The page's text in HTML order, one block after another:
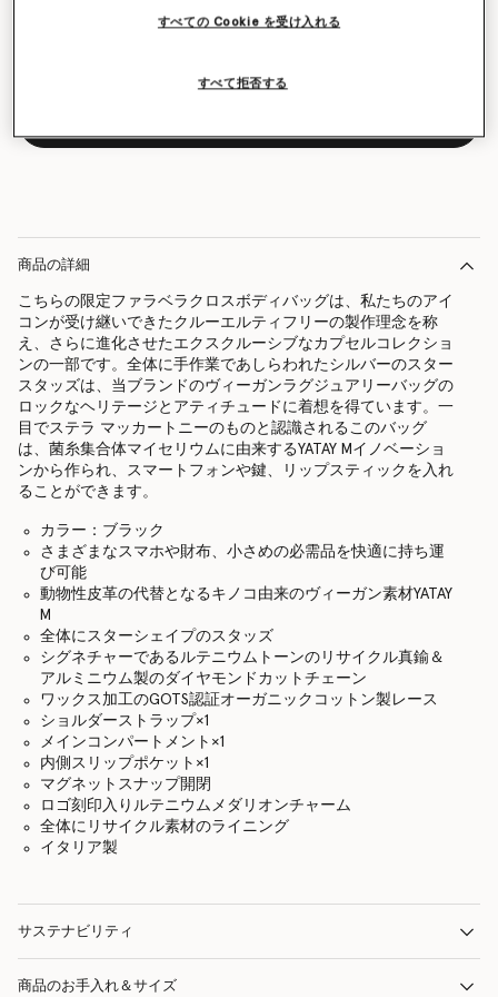
商品の詳細
こちらの限定ファラベラクロスボディバッグは、私たちのアイ
コンが受け継いできたクルーエルティフリーの製作理念を称
え、さらに進化させたエクスクルーシブなカプセルコレクショ
ンの一部です。全体に手作業であしらわれたシルバーのスター
スタッズは、当ブランドのヴィーガンラグジュアリーバッグの
ロックなヘリテージとアティチュードに着想を得ています。一
目でステラ マッカートニーのものと認識されるこのバッグ
は、菌糸集合体マイセリウムに由来するYATAY Mイノベーショ
ンから作られ、スマートフォンや鍵、リップスティックを入れ
ることができます。
カラー：ブラック
さまざまなスマホや財布、小さめの必需品を快適に持ち運
び可能
動物性皮革の代替となるキノコ由来のヴィーガン素材YATAY
M
全体にスターシェイプのスタッズ
シグネチャーであるルテニウムトーンのリサイクル真鍮＆
アルミニウム製のダイヤモンドカットチェーン
ワックス加工のGOTS認証オーガニックコットン製レース
ショルダーストラップ×1
メインコンパートメント×1
内側スリップポケット×1
マグネットスナップ開閉
ロゴ刻印入りルテニウムメダリオンチャーム
全体にリサイクル素材のライニング
イタリア製
サステナビリティ
商品のお手入れ＆サイズ
すべて拒否する
すべての Cookie を受け入れる